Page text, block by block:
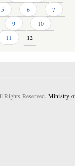
5 6
7
9
10
11
12
Reserved. Ministry